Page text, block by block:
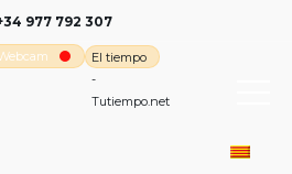
977 792 307
El tiempo
-
Tutiempo.net